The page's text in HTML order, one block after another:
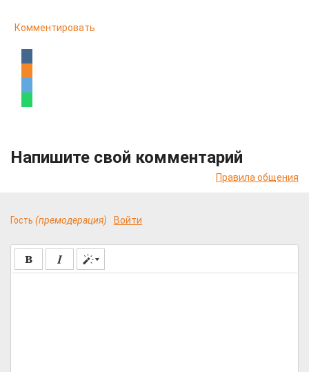
Комментировать
Напишите свой комментарий
Правила общения
Гость (премодерация) Войти